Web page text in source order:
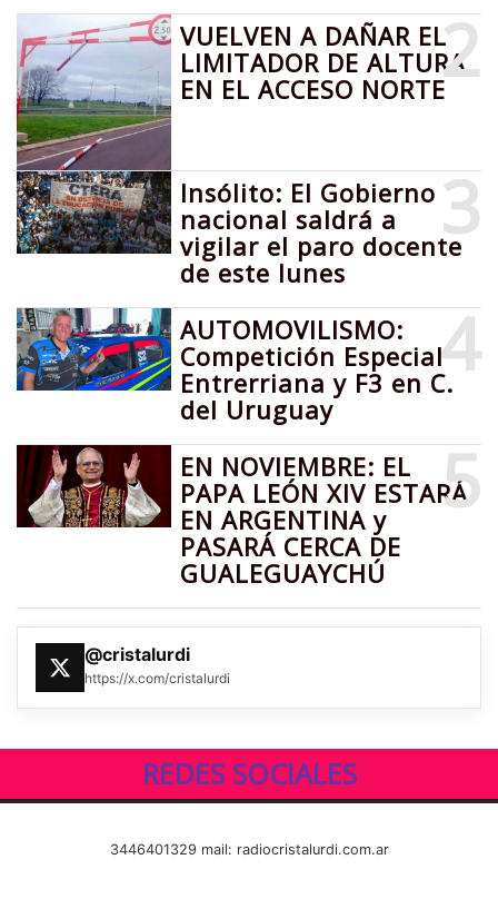
2
VUELVEN A DAÑAR EL
LIMITADOR DE ALTURA
EN EL ACCESO NORTE
3
Insólito: El Gobierno
nacional saldrá a
vigilar el paro docente
de este lunes
4
AUTOMOVILISMO:
Competición Especial
Entrerriana y F3 en C.
del Uruguay
5
EN NOVIEMBRE: EL
PAPA LEÓN XIV ESTARÁ
EN ARGENTINA y
PASARÁ CERCA DE
GUALEGUAYCHÚ
@cristalurdi
https://x.com/cristalurdi
REDES SOCIALES
3446401329 mail: radiocristalurdi.com.ar